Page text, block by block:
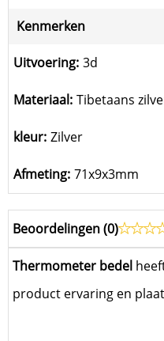
Kenmerken
Uitvoering: 3d
Materiaal: Tibetaans
kleur: Zilver
Afmeting: 71x9x3mm
Beoordelingen (0)
Thermometer bedel
product ervaring en